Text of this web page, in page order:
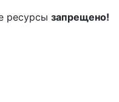
ресурсы запрещено!